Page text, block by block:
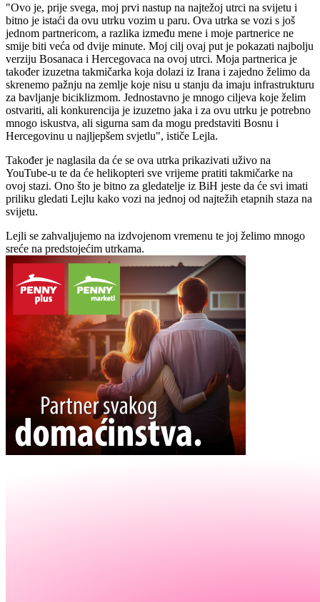
"Ovo je, prije svega, moj prvi nastup na najtežoj utrci na svijetu i
bitno je istaći da ovu utrku vozim u paru. Ova utrka se vozi s još
jednom partnericom, a razlika između mene i moje partnerice ne
smije biti veća od dvije minute. Moj cilj ovaj put je pokazati najbolju
verziju Bosanaca i Hercegovaca na ovoj utrci. Moja partnerica je
također izuzetna takmičarka koja dolazi iz Irana i zajedno želimo da
skrenemo pažnju na zemlje koje nisu u stanju da imaju infrastrukturu
za bavljanje biciklizmom. Jednostavno je mnogo ciljeva koje želim
ostvariti, ali konkurencija je izuzetno jaka i za ovu utrku je potrebno
mnogo iskustva, ali sigurna sam da mogu predstaviti Bosnu i
Hercegovinu u najljepšem svjetlu", ističe Lejla.
Također je naglasila da će se ova utrka prikazivati uživo na
YouTube-u te da će helikopteri sve vrijeme pratiti takmičarke na
ovoj stazi. Ono što je bitno za gledatelje iz BiH jeste da će svi imati
priliku gledati Lejlu kako vozi na jednoj od najtežih etapnih staza na
svijetu.
Lejli se zahvaljujemo na izdvojenom vremenu te joj želimo mnogo
sreće na predstojećim utrkama.